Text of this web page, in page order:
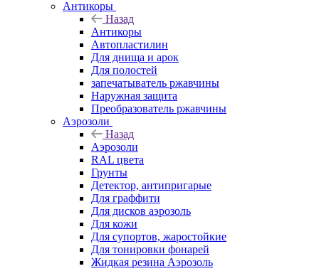
Антикоры
Назад
Антикоры
Автопластилин
Для днища и арок
Для полостей
запечатыватель ржавчины
Наружная защита
Преобразователь ржавчины
Аэрозоли
Назад
Аэрозоли
RAL цвета
Грунты
Детектор, антипригарые
Для граффити
Для дисков аэрозоль
Для кожи
Для супортов, жаростойкие
Для тонировки фонарей
Жидкая резина Аэрозоль